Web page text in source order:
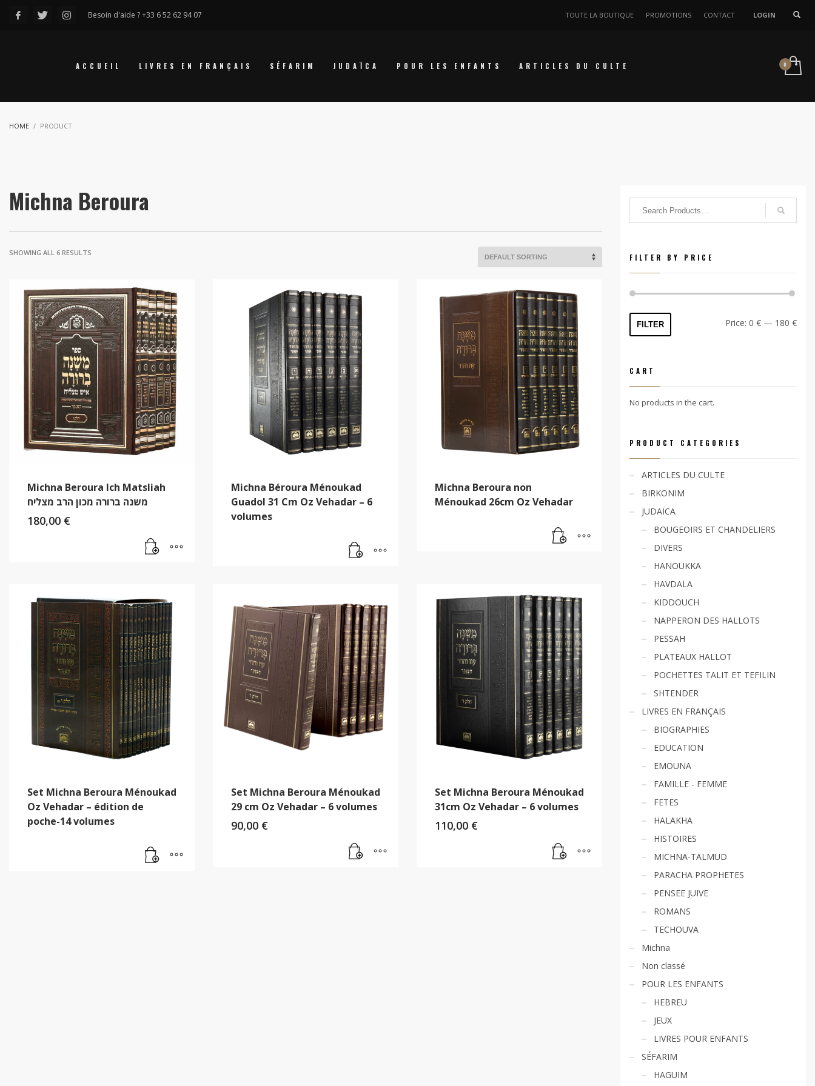
Besoin d'aide ? +33 6 52 62 94 07 TOUTE LA BOUTIQUE PROMOTIONS CONTACT LOGIN
ACCUEIL LIVRES EN FRANÇAIS SÉFARIM JUDAÏCA POUR LES ENFANTS ARTICLES DU CULTE
HOME PRODUCT
Michna Beroura
SHOWING ALL 6 RESULTS
Michna Beroura Ich Matsliah
משנה ברורה מכון הרב מצליח
180,00 €
Michna Béroura Ménoukad
Guadol 31 Cm Oz Vehadar – 6
volumes
Michna Beroura non
Ménoukad 26cm Oz Vehadar
Set Michna Beroura Ménoukad
Oz Vehadar – édition de
poche-14 volumes
Set Michna Beroura Ménoukad
29 cm Oz Vehadar – 6 volumes
90,00 €
Set Michna Beroura Ménoukad
31cm Oz Vehadar – 6 volumes
110,00 €
FILTER BY PRICE
Min
Max
FILTER Price: 0 € — 180 €
CART
No products in the cart.
PRODUCT CATEGORIES
ARTICLES DU CULTE
BIRKONIM
JUDAÏCA
BOUGEOIRS ET CHANDELIERS
DIVERS
HANOUKKA
HAVDALA
KIDDOUCH
NAPPERON DES HALLOTS
PESSAH
PLATEAUX HALLOT
POCHETTES TALIT ET TEFILIN
SHTENDER
LIVRES EN FRANÇAIS
BIOGRAPHIES
EDUCATION
EMOUNA
FAMILLE - FEMME
FETES
HALAKHA
HISTOIRES
MICHNA-TALMUD
PARACHA PROPHETES
PENSEE JUIVE
ROMANS
TECHOUVA
Michna
Non classé
POUR LES ENFANTS
HEBREU
JEUX
LIVRES POUR ENFANTS
SÉFARIM
HAGUIM